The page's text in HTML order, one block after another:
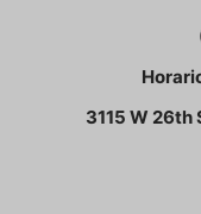
3115 W 26th